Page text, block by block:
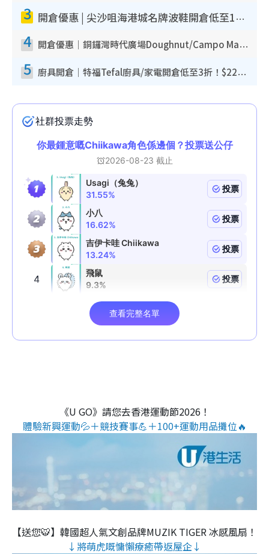
3 開倉優惠 | 尖沙咀海港城名牌波鞋開倉低至1折！On鞋$899起／Joy&Peace鞋履$98起
4 開倉優惠｜銅鑼灣時代廣場Doughnut/Campo Marzio開倉低至1折！背囊、書包、手袋劈價$200起
5 廚具開倉｜特福Tefal廚具/家電開倉低至3折！$220起買平底鍋/炒鑊/湯煲！電飯煲/吸塵機/燙斗$418起
《U GO》請您去香港運動節2026！
體驗新興運動💦＋競技賽事💪＋100+運動用品攤位🔥
【送您🐯】韓國超人氣文創品牌MUZIK TIGER 冰感風扇！
↓將萌虎嘅慵懶療癒帶返屋企↓